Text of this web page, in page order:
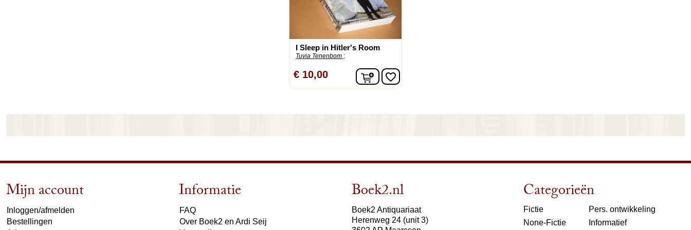
I Sleep in Hitler's Room
Tuvia Tenenbom ;
€ 10,00 In winkelwagen
favorite_border
Mijn account
Inloggen/afmelden
Bestellingen
Informatie
FAQ
Over Boek2 en Ardi Seij
Boek2.nl
Boek2 Antiquariaat
Herenweg 24 (unit 3)
Categorieën
Fictie
None-Fictie
Pers. ontwikkeling
Informatief